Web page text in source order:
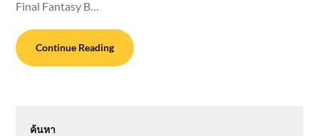
Final Fantasy B…
Continue Reading
ค้นหา